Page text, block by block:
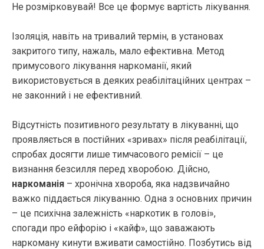
Не розмірковувай! Все це формує вартість лікування.
Ізоляція, навіть на тривалий термін, в установах
закритого типу, нажаль, мало ефективна. Метод
примусового лікування наркоманії, який
використовується в деяких реабілітаційних центрах –
не законний і не ефективний.
Відсутність позитивного результату в лікуванні, що
проявляється в постійних «зривах» після реабілітації,
спробах досягти лише тимчасового ремісії – це
визнання безсилля перед хворобою. Дійсно,
наркоманія – хронічна хвороба, яка надзвичайно
важко піддається лікуванню. Одна з основних причин
– це психічна залежність «наркотик в голові»,
спогади про ейфорію і «кайф», що заважають
наркоману кинути вживати самостійно. Позбутись від